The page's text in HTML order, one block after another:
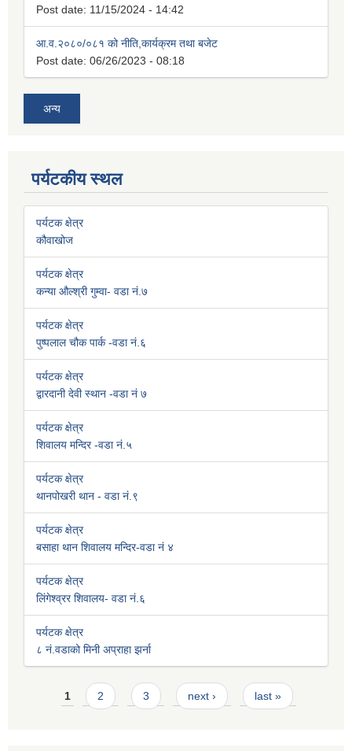
Post date: 11/15/2024 - 14:42
आ.व.२०८०/०८१ को नीति,कार्यक्रम तथा बजेट
Post date: 06/26/2023 - 08:18
अन्य
पर्यटकीय स्थल
पर्यटक क्षेत्र
कौवाखोज
पर्यटक क्षेत्र
कन्या औल्श्री गुम्वा- वडा नं.७
पर्यटक क्षेत्र
पुष्पलाल चौक पार्क -वडा नं.६
पर्यटक क्षेत्र
द्वारदानी देवी स्थान -वडा नं ७
पर्यटक क्षेत्र
शिवालय मन्दिर -वडा नं.५
पर्यटक क्षेत्र
थानपोखरी थान - वडा नं.९
पर्यटक क्षेत्र
बसाहा थान शिवालय मन्दिर-वडा नं ४
पर्यटक क्षेत्र
लिंगेश्व्रर शिवालय- वडा नं.६
पर्यटक क्षेत्र
८ नं.वडाको मिनी अप्राहा झर्ना
Pages
1 2 3 next › last »